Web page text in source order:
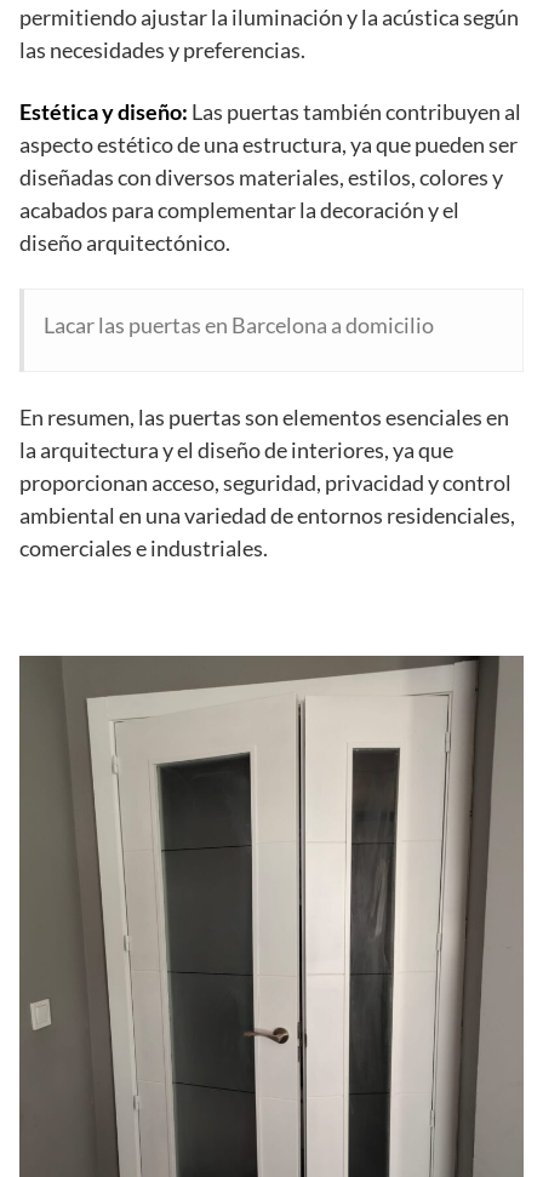
permitiendo ajustar la iluminación y la acústica según
las necesidades y preferencias.
Estética y diseño: Las puertas también contribuyen al
aspecto estético de una estructura, ya que pueden ser
diseñadas con diversos materiales, estilos, colores y
acabados para complementar la decoración y el
diseño arquitectónico.
Lacar las puertas en Barcelona a domicilio
En resumen, las puertas son elementos esenciales en
la arquitectura y el diseño de interiores, ya que
proporcionan acceso, seguridad, privacidad y control
ambiental en una variedad de entornos residenciales,
comerciales e industriales.